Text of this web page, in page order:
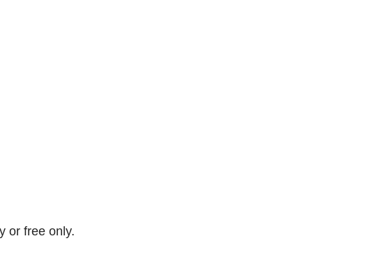
or free only.